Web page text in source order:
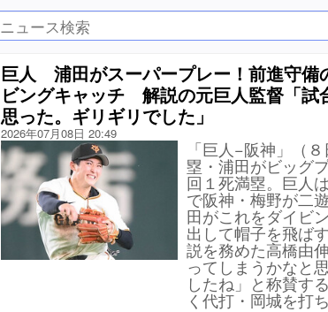
巨人 浦田がスーパープレー！前進守備
ビングキャッチ 解説の元巨人監督「試
思った。ギリギリでした」
2026年07月08日 20:49
「巨人−阪神」（
塁・浦田がビッグ
回１死満塁。巨人
で阪神・梅野が二
田がこれをダイビ
出して帽子を飛ば
説を務めた高橋由
ってしまうかなと
したね」と称賛
く代打・岡城を打